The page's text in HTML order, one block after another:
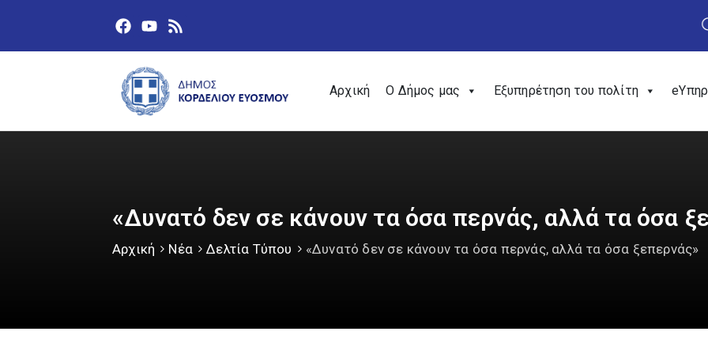
Αρχική Ο Δήμος μας Εξυπηρέτηση του πολίτη
«Δυνατό δεν σε κάνουν τα όσα περνάς, αλλά τα όσα
Αρχική Νέα Δελτία Τύπου «Δυνατό δεν σε κάνουν τα όσα περνάς, αλλά τα όσα ξεπερνάς»